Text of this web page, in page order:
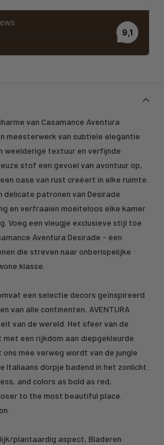
van Casamance Aventura
meesterwerk van subtiele elegantie
weelderige textuur en verfijnde
stof een gevoel van avontuur op,
oase van rust creëert in elke ruimte.
delicate patronen van Desirade
en verfraaien moeiteloos elke kamer
Voeg een vleugje exclusieve stijl toe
Aventura Desirade - een
die streven naar onberispelijke
klasse.
een selectie decors geïnspireerd
van alle continenten, AVENTURA
van de wereld. Het sfeer van de
een rijkdom aan diepgekleurde
mee verweg wordt van de jungle
Italiaans dorpje badend in het zonlicht.
and colors as bold as red,
to the most beautiful place.
plantaardig aspect, Bladeren